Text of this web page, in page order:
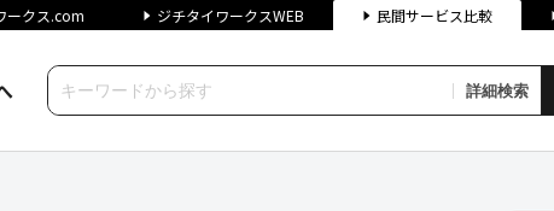
ークス.com ジチタイワークスWEB 民間サービス比較
詳細検索